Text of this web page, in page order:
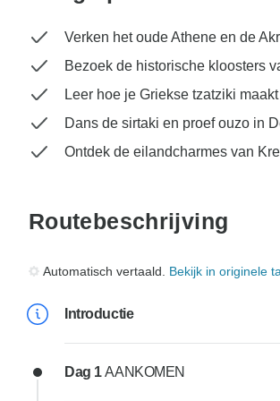
Verken het oude Athene en de
Bezoek de historische kloosters
Leer hoe je Griekse tzatziki
Dans de sirtaki en proef ouzo in
Ontdek de eilandcharmes van
Routebeschrijving
Automatisch vertaald. Bekijk in originele
Introductie
Dag 1AANKOMEN